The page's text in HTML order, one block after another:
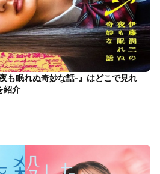
も眠れぬ奇妙な話-』はどこで見れ
紹介